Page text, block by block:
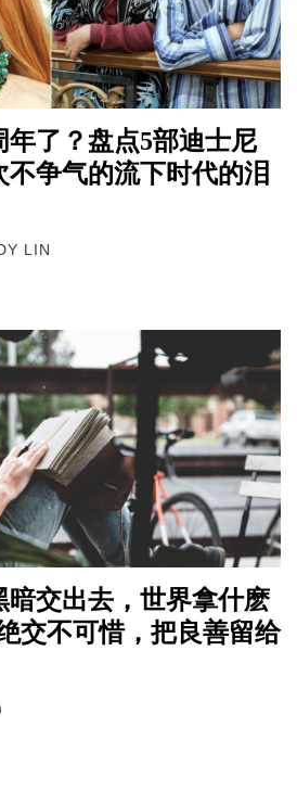
年了？盘点5部迪士尼
争气的流下时代的泪
LIN
暗交出去，世界拿什麽
交不可惜，把良善留给